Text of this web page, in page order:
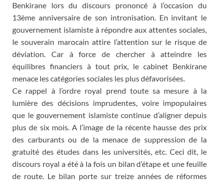
Benkirane lors du discours prononcé à l’occasion du
13ème anniversaire de son intronisation. En invitant le
gouvernement islamiste à répondre aux attentes sociales,
le souverain marocain attire l’attention sur le risque de
déviation. Car à force de chercher à atteindre les
équilibres financiers à tout prix, le cabinet Benkirane
menace les catégories sociales les plus défavorisées.
Ce rappel à l’ordre royal prend toute sa mesure à la
lumière des décisions imprudentes, voire impopulaires
que le gouvernement islamiste continue d’aligner depuis
plus de six mois. A l’image de la récente hausse des prix
des carburants ou de la menace de suppression de la
gratuité des études dans les universités, etc. Ceci dit, le
discours royal a été à la fois un bilan d’étape et une feuille
de route. Le bilan porte sur treize années de réformes